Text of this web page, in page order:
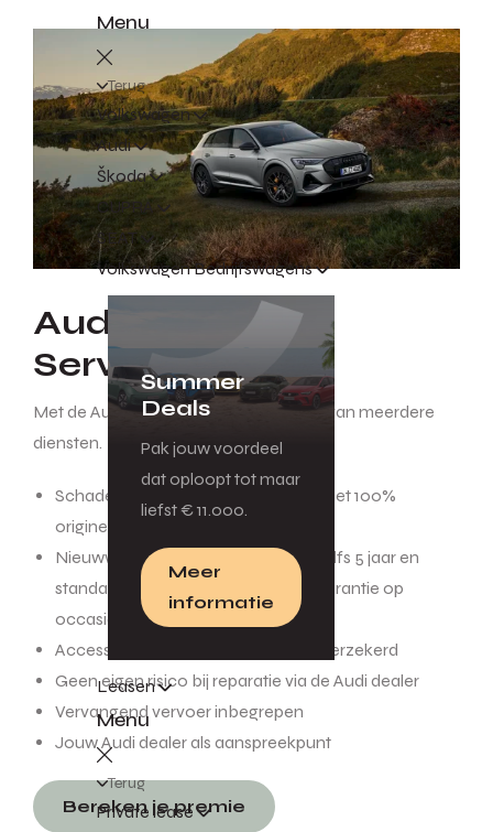
Menu
Terug
Volkswagen
Audi
Škoda
CUPRA
SEAT
Volkswagen Bedrijfswagens
Summer
Deals
Pak jouw voordeel
dat oploopt tot maar
liefst € 11.000.
Meer
informatie
Leasen
Menu
Terug
Private lease
Audi Financial
Services
Met de Audi Car Insurance profiteer je van meerdere
diensten.
Schadeherstel bij jouw Audi dealer met 100%
originele onderdelen.
Nieuwwaarde garantie van 1, 3 tot zelfs 5 jaar en
standaard 3 jaar aanschafwaarde garantie op
occasions
Accessoires tot € 3.500 gratis meeverzekerd
Geen eigen risico bij reparatie via de Audi dealer
Vervangend vervoer inbegrepen
Jouw Audi dealer als aanspreekpunt
Bereken je premie